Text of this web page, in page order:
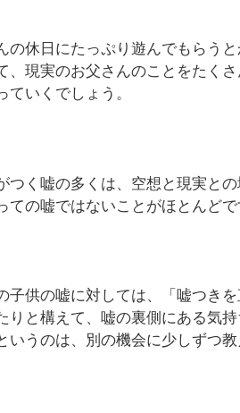
の休日にたっぷり遊んでもらう
、現実のお父さんのことをたく
いくでしょう。
つく嘘の多くは、空想と現実と
の嘘ではないことがほとんどで
子供の嘘に対しては、「嘘つき
りと構えて、嘘の裏側にある気
いうのは、別の機会に少しずつ教